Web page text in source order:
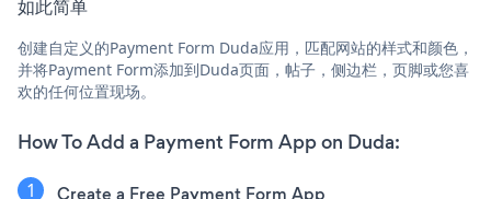
如此简单
创建自定义的Payment Form Duda应用，匹配网站的样式和颜色，
并将Payment Form添加到Duda页面，帖子，侧边栏，页脚或您喜
欢的任何位置现场。
How To Add a Payment Form App on Duda:
Create a Free Payment Form App